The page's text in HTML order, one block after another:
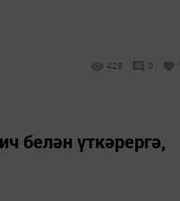
428 0
белән үткәрергә,